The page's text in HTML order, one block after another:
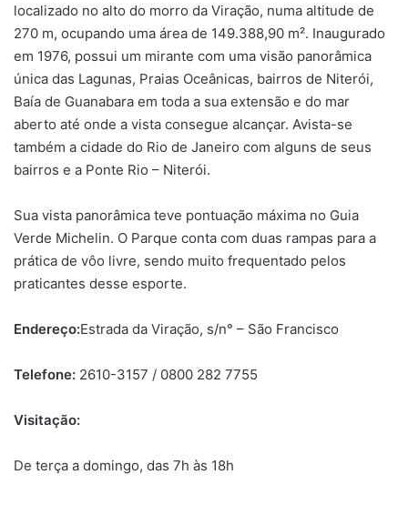
localizado no alto do morro da Viração, numa altitude de
270 m, ocupando uma área de 149.388,90 m². Inaugurado
em 1976, possui um mirante com uma visão panorâmica
única das Lagunas, Praias Oceânicas, bairros de Niterói,
Baía de Guanabara em toda a sua extensão e do mar
aberto até onde a vista consegue alcançar. Avista-se
também a cidade do Rio de Janeiro com alguns de seus
bairros e a Ponte Rio – Niterói.
Sua vista panorâmica teve pontuação máxima no Guia
Verde Michelin. O Parque conta com duas rampas para a
prática de vôo livre, sendo muito frequentado pelos
praticantes desse esporte.
Endereço:Estrada da Viração, s/n° – São Francisco
Telefone: 2610-3157 / 0800 282 7755
Visitação:
De terça a domingo, das 7h às 18h